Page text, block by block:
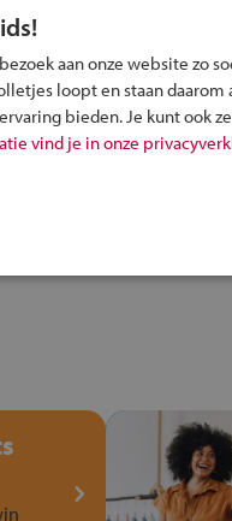
Alle informatie om je kind
aan onze website zo
loopt en staan
bieden. Je kunt ook
vind je in onze